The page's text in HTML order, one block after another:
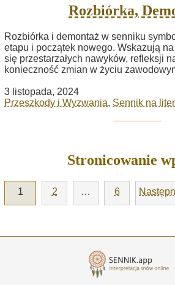
Rozbiórka,
Rozbiórka i demontaż w senniku
etapu i początek nowego. Wskazują
się przestarzałych nawyków, refleksji
konieczność zmian w życiu
3 listopada, 2024
Przeszkody i Wyzwania, Sennik na
Stronicowanie
1 2 … 6